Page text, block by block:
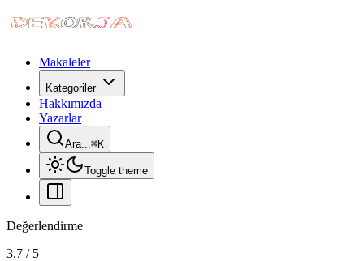
Makaleler
Kategoriler
Hakkımızda
Yazarlar
Ara...⌘K
Toggle theme
Değerlendirme
3.7 / 5